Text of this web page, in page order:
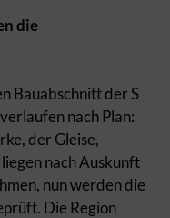
die
Bauabschnitt der S
nach Plan:
der Gleise,
nach Auskunft
nun werden die
Die Region